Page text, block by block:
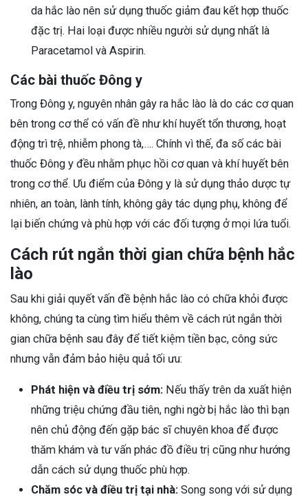
da hắc lào nên sử dụng thuốc giảm đau kết hợp thuốc
đặc trị. Hai loại được nhiều người sử dụng nhất là
Paracetamol và Aspirin.
Các bài thuốc Đông y
Trong Đông y, nguyên nhân gây ra hắc lào là do các cơ quan
bên trong cơ thể có vấn đề như khí huyết tổn thương, hoạt
động trì trệ, nhiễm phong tà,…. Chính vì thế, đa số các bài
thuốc Đông y đều nhằm phục hồi cơ quan và khí huyết bên
trong cơ thể. Ưu điểm của Đông y là sử dụng thảo dược tự
nhiên, an toàn, lành tính, không gây tác dụng phụ, không để
lại biến chứng và phù hợp với các đối tượng ở mọi lứa tuổi.
Cách rút ngắn thời gian chữa bệnh hắc
lào
Sau khi giải quyết vấn đề bệnh hắc lào có chữa khỏi được
không, chúng ta cùng tìm hiểu thêm về cách rút ngắn thời
gian chữa bệnh sau đây để tiết kiệm tiền bạc, công sức
nhưng vẫn đảm bảo hiệu quả tối ưu:
Phát hiện và điều trị sớm: Nếu thấy trên da xuất hiện
những triệu chứng đầu tiên, nghi ngờ bị hắc lào thì bạn
nên chủ động đến gặp bác sĩ chuyên khoa để được
thăm khám và tư vấn phác đồ điều trị cũng như hướng
dẫn cách sử dụng thuốc phù hợp.
Chăm sóc và điều trị tại nhà: Song song với sử dụng